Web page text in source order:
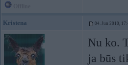
Kristena 04. Jun 2010,
Nu ko.
ja būs